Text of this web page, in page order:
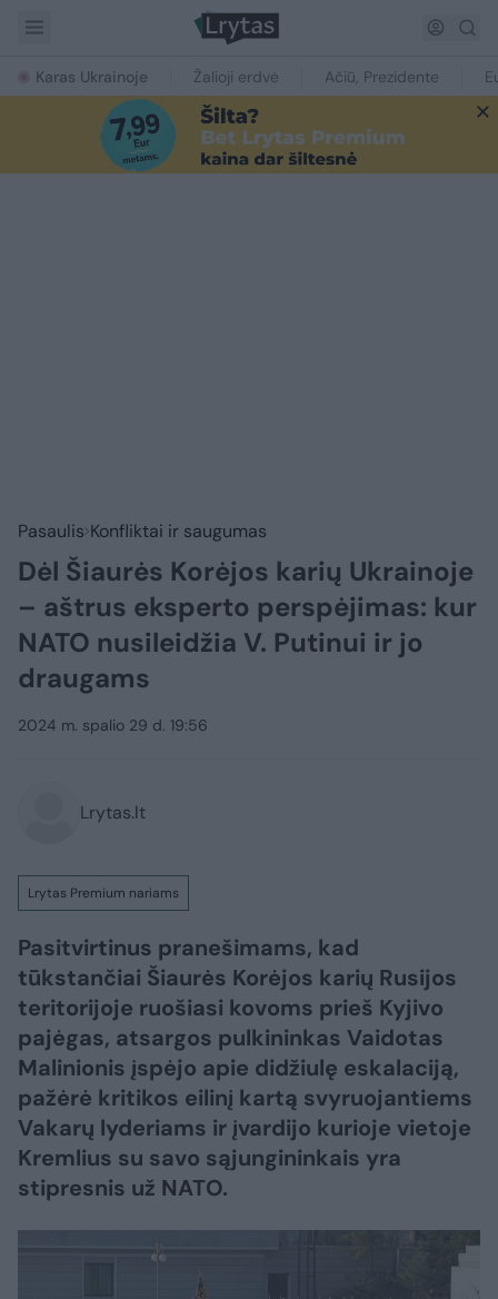
Karas Ukrainoje Žalioji erdvė Ačiū, Prezidente
Pasaulis Konfliktai ir saugumas
Dėl Šiaurės Korėjos karių Ukrainoje
– aštrus eksperto perspėjimas: kur
NATO nusileidžia V. Putinui ir jo
draugams
2024 m. spalio 29 d. 19:56
Lrytas.lt
Lrytas Premium nariams
Pasitvirtinus pranešimams, kad
tūkstančiai Šiaurės Korėjos karių Rusijos
teritorijoje ruošiasi kovoms prieš Kyjivo
pajėgas, atsargos pulkininkas Vaidotas
Malinionis įspėjo apie didžiulę eskalaciją,
pažėrė kritikos eilinį kartą svyruojantiems
Vakarų lyderiams ir įvardijo kurioje vietoje
Kremlius su savo sąjungininkais yra
stipresnis už NATO.